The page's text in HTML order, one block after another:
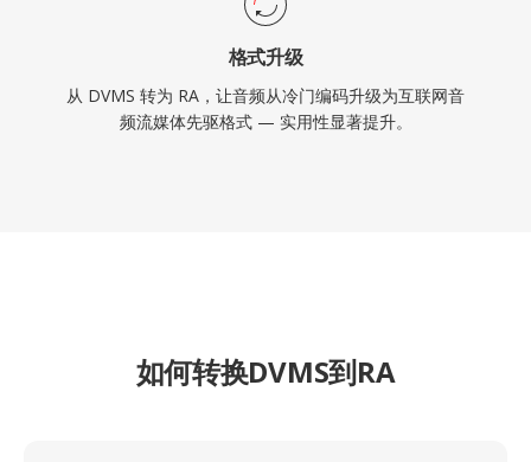
格式升级
从 DVMS 转为 RA，让音频从冷门编码升级为互联网音
频流媒体先驱格式 — 实用性显著提升。
如何转换DVMS到RA